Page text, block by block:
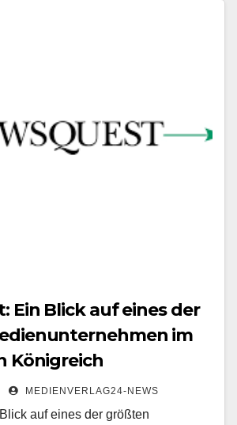
Ein Blick auf eines der
im
Königreich
MEDIENVERLAG24-NEWS
auf eines der größten